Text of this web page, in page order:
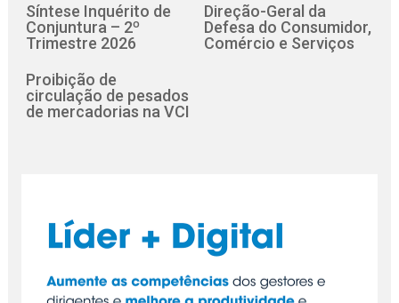
Síntese Inquérito de
Conjuntura – 2º
Trimestre 2026
Direção-Geral da
Defesa do Consumidor,
Comércio e Serviços
Proibição de
circulação de pesados
de mercadorias na VCI